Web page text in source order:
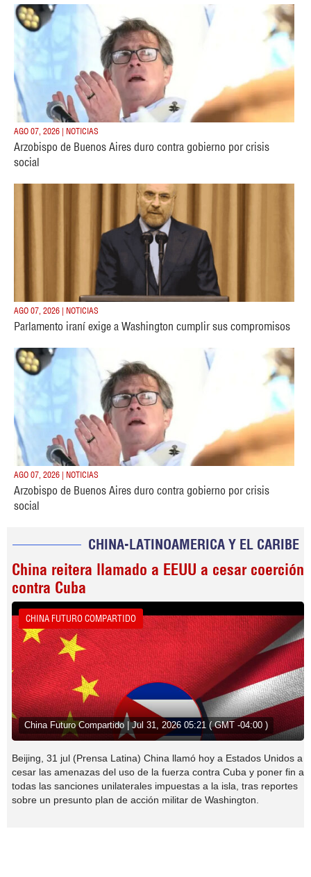
AGO 07, 2026 | NOTICIAS
Arzobispo de Buenos Aires duro contra gobierno por crisis
social
AGO 07, 2026 | NOTICIAS
Parlamento iraní exige a Washington cumplir sus compromisos
AGO 07, 2026 | NOTICIAS
Arzobispo de Buenos Aires duro contra gobierno por crisis
social
CHINA-LATINOAMERICA Y EL CARIBE
China reitera llamado a EEUU a cesar coerción
contra Cuba
CHINA FUTURO COMPARTIDO
China Futuro Compartido | Jul 31, 2026 05:21 ( GMT -04:00 )
Beijing, 31 jul (Prensa Latina) China llamó hoy a Estados Unidos a
cesar las amenazas del uso de la fuerza contra Cuba y poner fin a
todas las sanciones unilaterales impuestas a la isla, tras reportes
sobre un presunto plan de acción militar de Washington.